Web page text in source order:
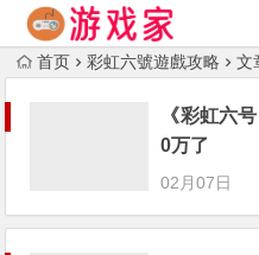
首页 彩虹六號遊戲攻略 文
《彩虹六
0万了
02月07日